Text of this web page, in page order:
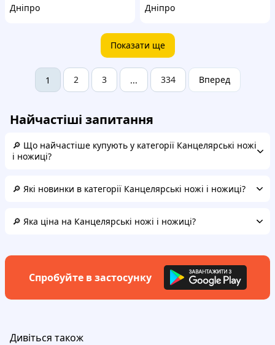
Дніпро
Дніпро
Показати ще
1 2 3 ... 334 Вперед
Найчастіші запитання
🔎 Що найчастіше купують у категорії Канцелярські ножі
і ножиці?
🔎 Які новинки в категорії Канцелярські ножі і ножиці?
🔎 Яка ціна на Канцелярські ножі і ножиці?
Спробуйте в застосунку
Дивіться також